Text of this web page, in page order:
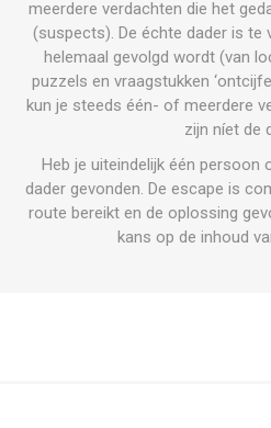
meerdere verdachten die het
(suspects). De échte dader is te
helemaal gevolgd wordt (van
puzzels en vraagstukken
kun je steeds één- of meerdere
zijn níet de
Heb je uiteindelijk één persoon
dader gevonden. De escape is
route bereikt en de oplossing
kans op de inhoud